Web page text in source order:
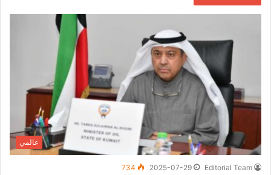
عالمي
Editorial Team
2025-07-29
734